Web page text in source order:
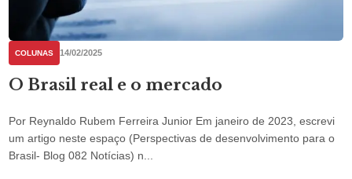
COLUNAS 14/02/2025
O Brasil real e o mercado
Por Reynaldo Rubem Ferreira Junior Em janeiro de 2023, escrevi
um artigo neste espaço (Perspectivas de desenvolvimento para o
Brasil- Blog 082 Notícias) n...